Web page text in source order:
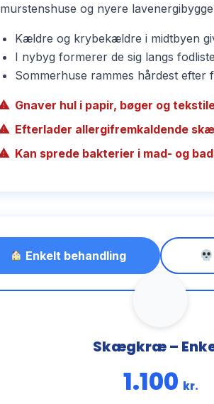
murstenshuse og nyere
Kældre og krybekældre i midtbyen
I nybyg formerer de sig langs
Sommerhuse rammes hårdest efter
Gnaver hul i papir, bøger og
Efterlader allergifremkaldende
Kan sprede bakterier i mad- og
Enkelt behandling
Skægkræ –
1.100 kr.